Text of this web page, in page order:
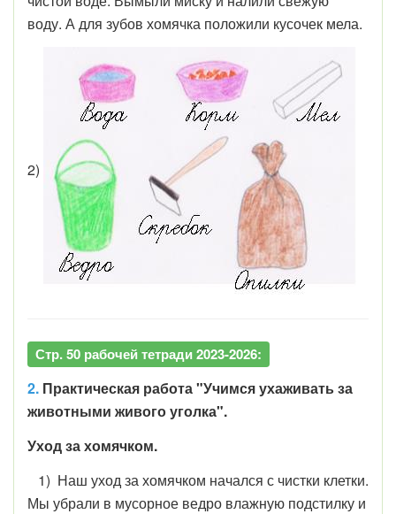
воду. А для зубов хомячка положили кусочек мела.
2)
Стр. 50 рабочей тетради 2023-2026:
2. Практическая работа "Учимся ухаживать за
животными живого уголка".
Уход за хомячком.
1) Наш уход за хомячком начался с чистки клетки.
Мы убрали в мусорное ведро влажную подстилку и